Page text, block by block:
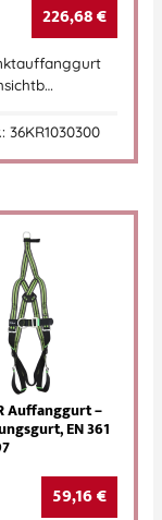
226,68€
36KR1030300
Auffanggurt –
EN 361
59,16€